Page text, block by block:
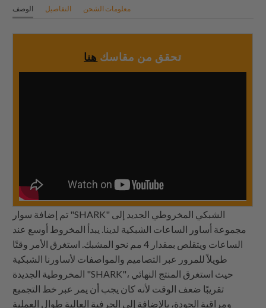
الوصف التفاصيل معلومات الشحن
تحقق من مقاسك هنا
تم إضافة سوار "SHARK" الشبكي المخروطي الجديد إلى
مجموعة أساور الساعات الشبكية لدينا. يبدأ المخروط أوسع عند
الساعات ويتقلص بمقدار 4 مم نحو المشبك. استغرق الأمر وقتًا
طويلاً للمرور عبر التصاميم والمواصفات لأساورنا الشبكية
المخروطية الجديدة "SHARK"، حيث استغرق المنتج النهائي
تقريبًا ضعف الوقت لأنه كان يجب أن يمر عبر خط التجميع
ومراقبة الجودة، بالإضافة إلى الحرفية العالية طوال العملية